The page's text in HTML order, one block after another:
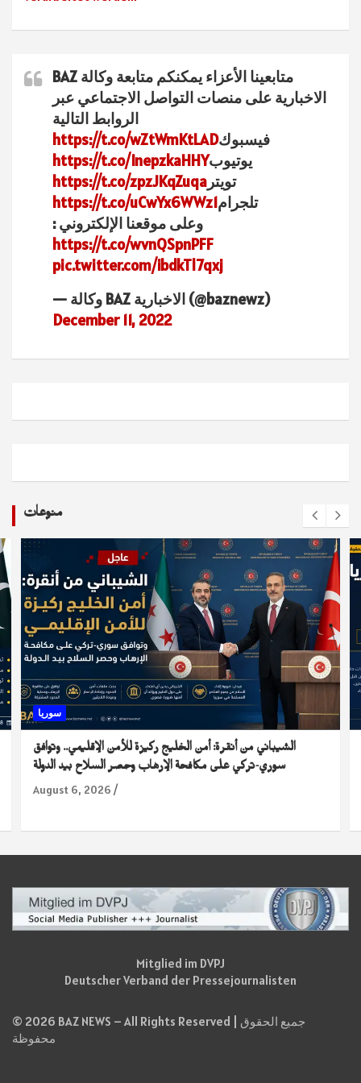
متابعينا الأعزاء يمكنكم متابعة وكالة BAZ
الاخبارية على منصات التواصل الاجتماعي عبر
الروابط التالية
فيسبوكhttps://t.co/wZtWmKtLAD
يوتيوبhttps://t.co/InepzkaHHY
تويتر https://t.co/zpzJKqZuqa
تلجرامhttps://t.co/uCwYx6WWz1
وعلى موقعنا الإلكتروني :
https://t.co/wvnQSpnPFF
pic.twitter.com/ibdkTl7qxj
— وكالة BAZ الاخبارية (@baznewz)
December 11, 2022
منوعات
سوريا
الشيباني من أنقرة: أمن الخليج ركيزة للأمن الإقليمي.. وتوافق
سوري-تركي على مكافحة الإرهاب وحصر السلاح بيد الدولة
August 6, 2026
Mitglied im DVPJ
Deutscher Verband der Pressejournalisten
© 2026 BAZ NEWS – All Rights Reserved | جميع الحقوق
محفوظة